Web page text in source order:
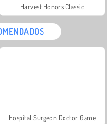
Harvest Honors Classic
Hospital Surgeon Doctor Game